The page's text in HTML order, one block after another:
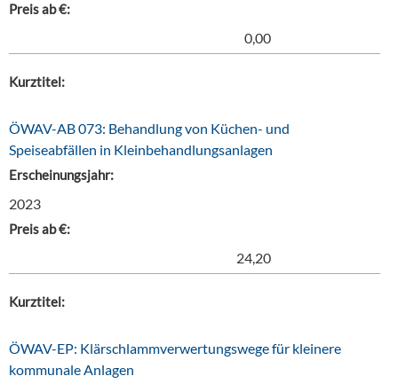
Preis ab €:
0,00
Kurztitel:
ÖWAV-AB 073: Behandlung von Küchen- und
Speiseabfällen in Kleinbehandlungsanlagen
Erscheinungsjahr:
2023
Preis ab €:
24,20
Kurztitel:
ÖWAV-EP: Klärschlammverwertungswege für kleinere
kommunale Anlagen